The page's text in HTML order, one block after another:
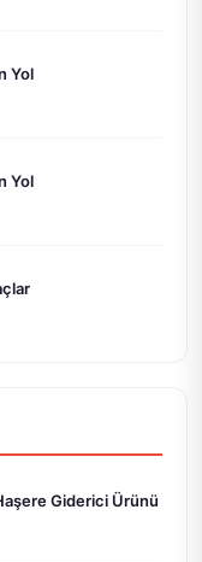
Yol
Yol
Giderici Ürünü